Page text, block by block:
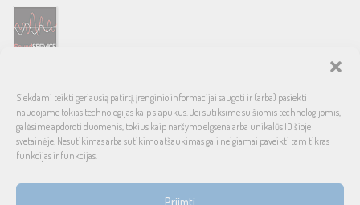
Siekdami teikti geriausią patirtį, įrenginio informacijai saugoti ir (arba) pasiekti
naudojame tokias technologijas kaip slapukus. Jei sutiksime su šiomis technologijomis,
galėsime apdoroti duomenis, tokius kaip naršymo elgsena arba unikalūs ID šioje
svetainėje. Nesutikimas arba sutikimo atšaukimas gali neigiamai paveikti tam tikras
funkcijas ir funkcijas.
Priimti
pasaulinio garso, laiko patikrintais namų bei automobilinės garso
aparatūros ženklais. Galimybė pirkti išsimokėtinai, garantuotas optimalus
kainos ir kokybės santykis.
INFORMACIJA